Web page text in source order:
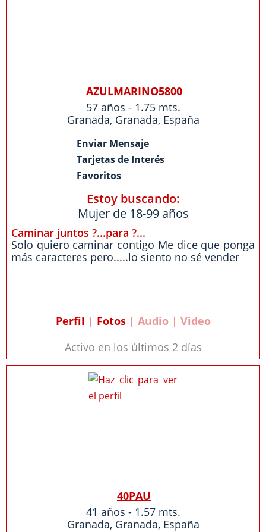
AZULMARINO5800
57 años - 1.75 mts.
Granada, Granada, España
Enviar Mensaje
Tarjetas de Interés
Favoritos
Estoy buscando:
Mujer de 18-99 años
Caminar juntos ?...para ?...
Solo quiero caminar contigo Me dice que ponga
más caracteres pero.....lo siento no sé vender
Perfil | Fotos| Audio | Video
Activo en los últimos 2 días
40PAU
41 años - 1.57 mts.
Granada, Granada, España